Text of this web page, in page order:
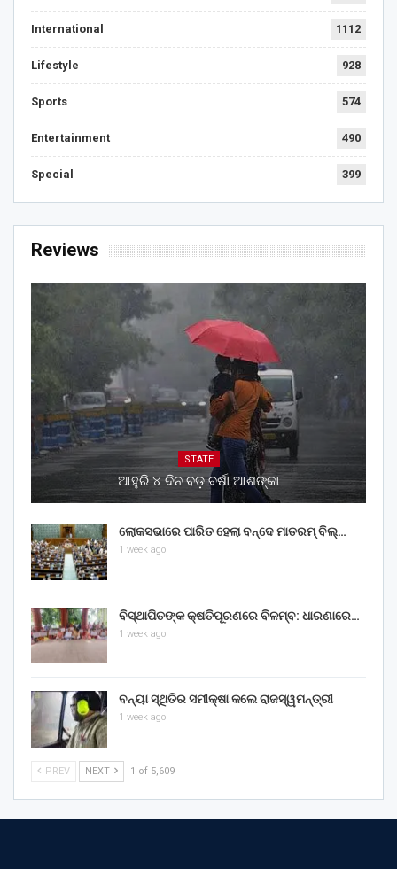
International 1112
Lifestyle 928
Sports 574
Entertainment 490
Special 399
Reviews
STATE
ଆହୁରି ୪ ଦିନ ବଡ଼ ବର୍ଷା ଆଶଙ୍କା
ଲୋକସଭାରେ ପାରିତ ହେଲା ବନ୍ଦେ ମାତରମ୍‌ ବିଲ୍‌…
1 week ago
ବିସ୍ଥାପିତଙ୍କ କ୍ଷତିପୂରଣରେ ବିଳମ୍ବ: ଧାରଣାରେ…
1 week ago
ବନ୍ୟା ସ୍ଥିତିର ସମୀକ୍ଷା କଲେ ରାଜସ୍ୱମନ୍ତ୍ରୀ
1 week ago
PREV NEXT 1 of 5,609